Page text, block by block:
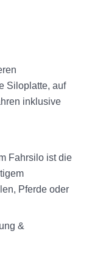
Siloplatte, auf
inklusive
Fahrsilo ist die
Pferde oder
&